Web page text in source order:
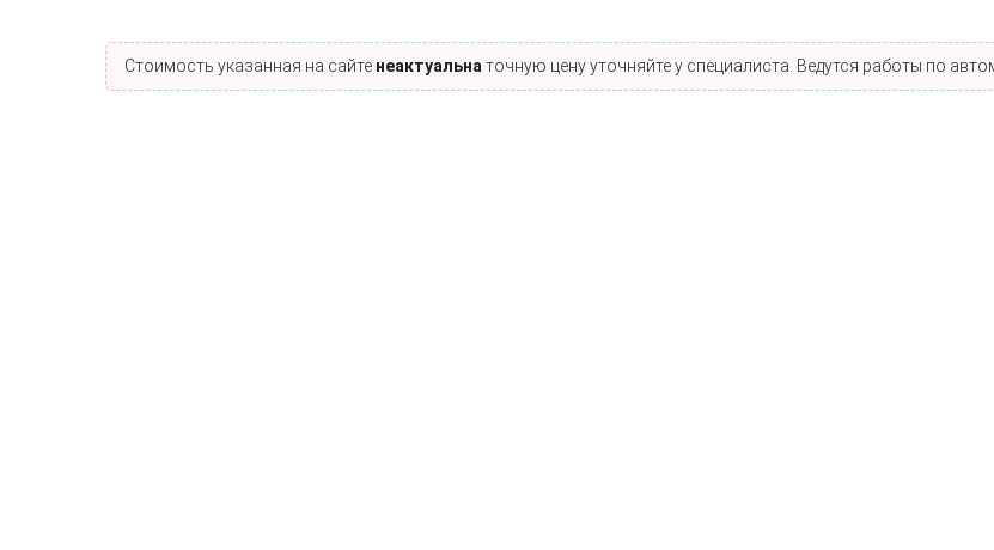
Стоимость указанная на сайте неактуальна точную цену уточняйте у специалиста. Ведутся работы по